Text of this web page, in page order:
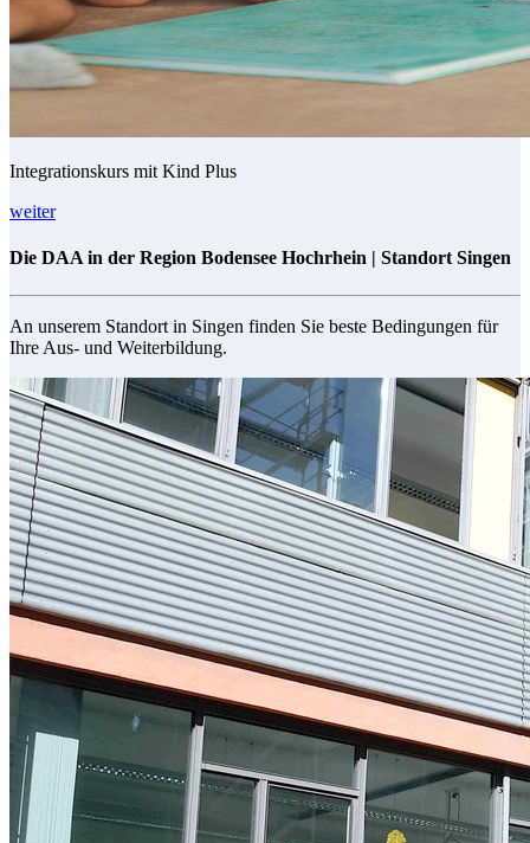
Integrationskurs mit Kind Plus
weiter
Die DAA in der Region Bodensee Hochrhein | Standort Singen
An unserem Standort in Singen finden Sie beste Bedingungen für
Ihre Aus- und Weiterbildung.